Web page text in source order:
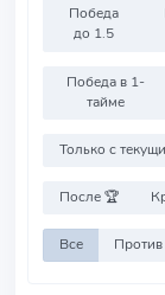
Победа
до 1.5
Победа в 1-
тайме
Только с
После 🏆
Все